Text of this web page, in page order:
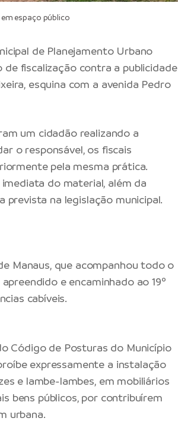
espaço público
de Planejamento Urbano
de fiscalização contra a publicidade
esquina com a avenida Pedro
um cidadão realizando a
o responsável, os fiscais
pela mesma prática.
do material, além da
na legislação municipal.
Manaus, que acompanhou todo o
e encaminhado ao 19º
cabíveis.
Código de Posturas do Município
expressamente a instalação
e lambe-lambes, em mobiliários
bens públicos, por contribuírem
urbana.